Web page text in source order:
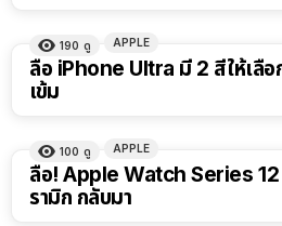
190 ดู APPLE
ลือ iPhone Ultra มี 2 สีให้เลือ
เข้ม
100 ดู APPLE
ลือ! Apple Watch Series 12
รามิก กลับมา